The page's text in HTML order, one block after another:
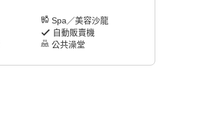
Spa／美容沙龍
自動販賣機
公共澡堂